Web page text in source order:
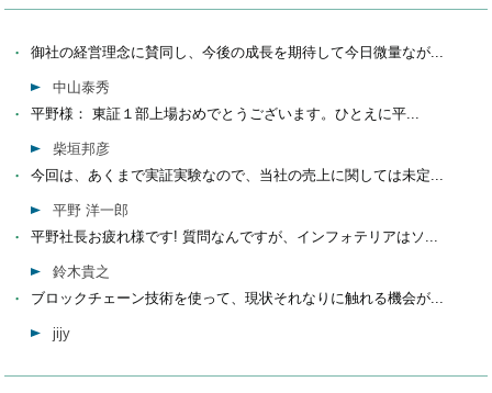
御社の経営理念に賛同し、今後の成長を期待して今日微量なが...
中山泰秀
平野様： 東証１部上場おめでとうございます。ひとえに平...
柴垣邦彦
今回は、あくまで実証実験なので、当社の売上に関しては未定...
平野 洋一郎
平野社長お疲れ様です! 質問なんですが、インフォテリアはソ...
鈴木貴之
ブロックチェーン技術を使って、現状それなりに触れる機会が...
jijy